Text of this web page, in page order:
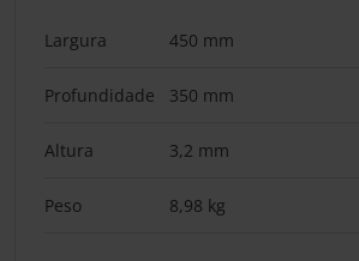
Largura 450 mm
Profundidade 350 mm
Altura 3,2 mm
Peso 8,98 kg